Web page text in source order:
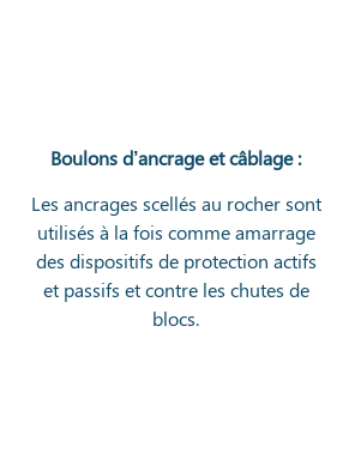
Boulons d’ancrage et câblage :
Les ancrages scellés au rocher sont
utilisés à la fois comme amarrage
des dispositifs de protection actifs
et passifs et contre les chutes de
blocs.